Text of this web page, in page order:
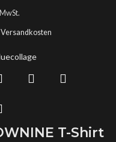
Versandkosten
T-Shirt